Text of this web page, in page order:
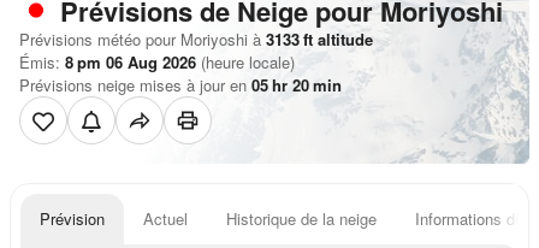
Prévisions de Neige pour Moriyoshi
Prévisions météo pour Moriyoshi à 3133ft altitude
Émis: 8 pm 06 Aug 2026 (heure locale)
Prévisions neige mises à jour en 05hr 20min
Prévision Actuel Historique de la neige Informations du